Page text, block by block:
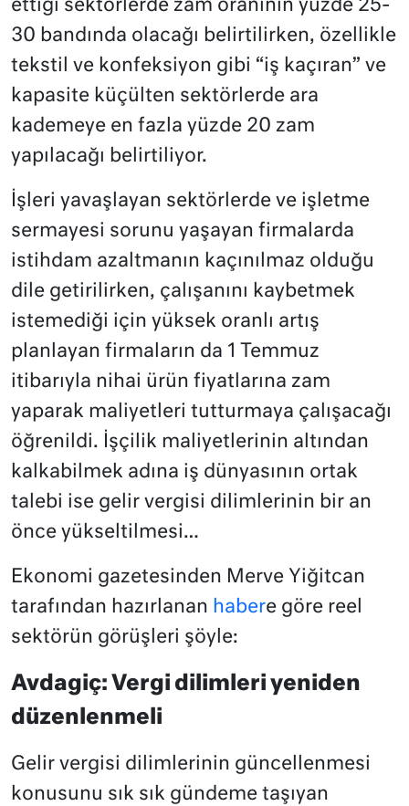
ettiği sektörlerde zam oranının yüzde 25-
30 bandında olacağı belirtilirken, özellikle
tekstil ve konfeksiyon gibi “iş kaçıran” ve
kapasite küçülten sektörlerde ara
kademeye en fazla yüzde 20 zam
yapılacağı belirtiliyor.
İşleri yavaşlayan sektörlerde ve işletme
sermayesi sorunu yaşayan firmalarda
istihdam azaltmanın kaçınılmaz olduğu
dile getirilirken, çalışanını kaybetmek
istemediği için yüksek oranlı artış
planlayan firmaların da 1 Temmuz
itibarıyla nihai ürün fiyatlarına zam
yaparak maliyetleri tutturmaya çalışacağı
öğrenildi. İşçilik maliyetlerinin altından
kalkabilmek adına iş dünyasının ortak
talebi ise gelir vergisi dilimlerinin bir an
önce yükseltilmesi…
Ekonomi gazetesinden Merve Yiğitcan
tarafından hazırlanan habere göre reel
sektörün görüşleri şöyle:
Avdagiç: Vergi dilimleri yeniden
düzenlenmeli
Gelir vergisi dilimlerinin güncellenmesi
konusunu sık sık gündeme taşıyan